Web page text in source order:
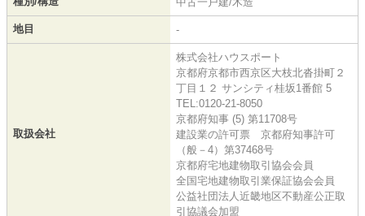
地目 -
取扱会社
株式会社ハウスポート
京都府京都市西京区大枝北沓掛町２
丁目１２ サンシティ桂坂1番館 5
TEL:0120-21-8050
京都府知事 (5) 第11708号
建設業の許可票 京都府知事許可
（般－4）第37468号
京都府宅地建物取引協会会員
全国宅地建物取引業保証協会会員
公益社団法人近畿地区不動産公正取
引協議会加盟